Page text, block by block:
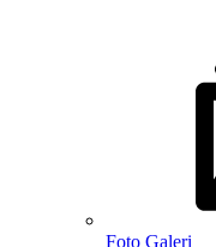
Foto Galeri